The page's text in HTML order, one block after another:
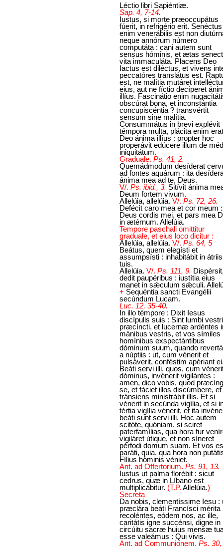
Léctio libri Sapiéntiæ.
Sap. 4, 7-14.
Iustus, si morte præoccupátus
fúerit, in refrigério erit. Senéctus
enim venerábilis est non
neque annórum número
computáta : cani autem sunt
sensus hóminis, et ætas
vita immaculáta. Placens Deo
Iactus est diléctus, et vivens
peccatóres translátus est.
est, ne malítia mutáret
eius, aut ne fíctio decíperet
illíus. Fascinátio enim
obscúrat bona, et inconstántia
concupiscéntia ? transvértit
sensum sine malítia.
Consummátus in brevi explévit
témpora multa, plácita enim erat
Deo ánima illíus : propter hoc
properávit edúcere illum de
iniquitátum.
Graduale. Ps. 41, 2.
Quemádmodum desíderat
ad fontes aquárum : ita
ánima mea ad te, Deus.
V/. Ps. ibid., 3. Sitívit ánima
Deum fortem vivum.
Allelúia, allelúia. V/. Ps. 72, 26.
Defécit caro mea et cor meum :
Deus cordis mei, et pars mea
in ætérnum. Allelúia.
Tempore paschali omittitur
graduale, et eius loco dicitur :
Allelúia, allelúia. V/. Ps. 64, 5
Beátus, quem elegísti et
assumpsísti : inhabitábit in átriis
tuis.
Allelúia. V/. Ps. 111, 9.
dedit paupéribus : iustítia eius
manet in sǽculum sǽculi.
+ Sequéntia sancti Evangélii
secúndum Lucam.
Luc. 12, 35-40.
In illo témpore : Dixit Iesus
discípulis suis : Sint lumbi vestri
præcíncti, et lucernæ ardéntes
mánibus vestris, et vos símiles
homínibus exspectántibus
dóminum suum, quando
a núptiis : ut, cum vénerit et
pulsáverit, conféstim apériant
Beáti servi illi, quos, cum
dóminus, invénerit vigilántes :
amen, dico vobis, quod
se, et fáciet illos discúmbere, et
tránsiens ministrábit illis. Et si
vénerit in secúnda vigília, et si
tértia vigília vénerit, et ita
beáti sunt servi illi. Hoc autem
scitóte, quóniam, si sciret
paterfamílias, qua hora fur
vigiláret útique, et non síneret
pérfodi domum suam. Et vos
paráti, quia, qua hora non
Fílius hóminis véniet.
Ant. ad Offertorium. Ps. 91, 13.
Iustus ut palma florébit : sicut
cedrus, quæ in Líbano est
multiplicábitur. (T.P. Allelúia.)
Secreta
Da nobis, clementíssime Iesu :
præclára beáti Francísci mérita
recoléntes, eódem nos, ac ille,
caritátis igne succénsi, digne in
circúitu sacræ huius mensæ
esse valeámus : Qui vivis.
Ant. ad Communionem. Ps. 30,